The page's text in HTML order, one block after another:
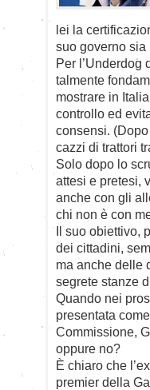
lei la
suo governo
Per l’Underdog
talmente
mostrare in
controllo ed
consensi.
cazzi di trattori
Solo dopo lo
attesi e pretesi,
anche con gli
chi non è con
Il suo obiettivo,
dei cittadini,
ma anche delle
segrete stanze
Quando nei
presentata
Commissione,
oppure no?
È chiaro che
premier della